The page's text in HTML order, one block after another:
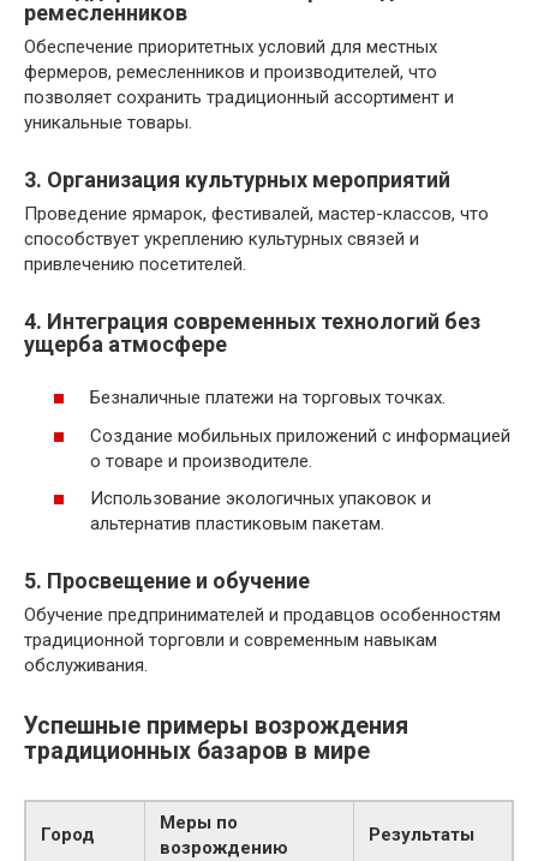
ремесленников
Обеспечение приоритетных условий для местных
фермеров, ремесленников и производителей, что
позволяет сохранить традиционный ассортимент и
уникальные товары.
3. Организация культурных мероприятий
Проведение ярмарок, фестивалей, мастер-классов, что
способствует укреплению культурных связей и
привлечению посетителей.
4. Интеграция современных технологий без
ущерба атмосфере
Безналичные платежи на торговых точках.
Создание мобильных приложений с информацией
о товаре и производителе.
Использование экологичных упаковок и
альтернатив пластиковым пакетам.
5. Просвещение и обучение
Обучение предпринимателей и продавцов особенностям
традиционной торговли и современным навыкам
обслуживания.
Успешные примеры возрождения
традиционных базаров в мире
Город
Меры по
возрождению
Результаты